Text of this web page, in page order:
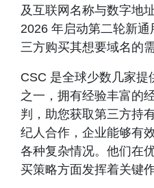
及互联网名称与数字地
2026 年启动第二轮新
三方购买其想要域名的
CSC 是全球少数几家
之一，拥有经验丰富的
判，助您获取第三方持
纪人合作，企业能够有
各种复杂情况。他们在
买策略方面发挥着关键作